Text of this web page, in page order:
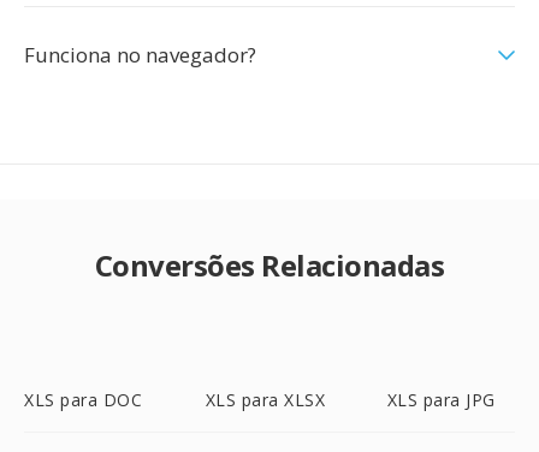
Funciona no navegador?
Conversões Relacionadas
XLS para DOC XLS para XLSX XLS para JPG